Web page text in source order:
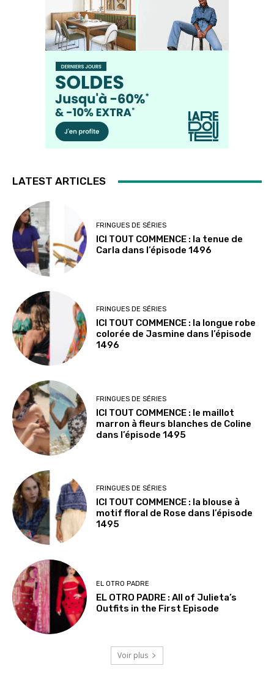
LATEST ARTICLES
FRINGUES DE SÉRIES
ICI TOUT COMMENCE : la tenue de
Carla dans l’épisode 1496
FRINGUES DE SÉRIES
ICI TOUT COMMENCE : la longue robe
colorée de Jasmine dans l’épisode
1496
FRINGUES DE SÉRIES
ICI TOUT COMMENCE : le maillot
marron à fleurs blanches de Coline
dans l’épisode 1495
FRINGUES DE SÉRIES
ICI TOUT COMMENCE : la blouse à
motif floral de Rose dans l’épisode
1495
EL OTRO PADRE
EL OTRO PADRE : All of Julieta’s
Outfits in the First Episode
Voir plus